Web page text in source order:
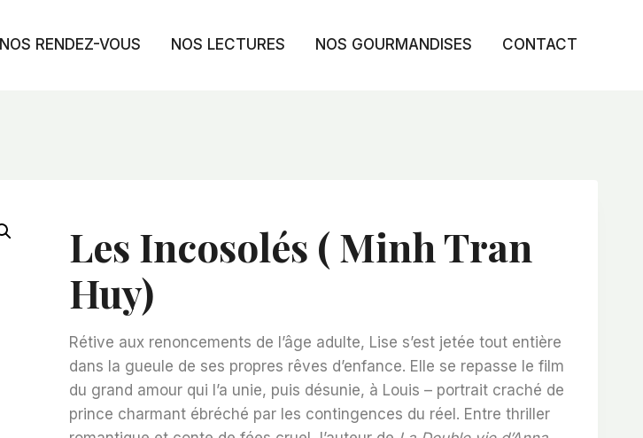
NOS RENDEZ-VOUS NOS LECTURES NOS GOURMANDISES CONTACT
Les Incosolés ( Minh Tran
Huy)
Rétive aux renoncements de l’âge adulte, Lise s’est jetée tout entière
dans la gueule de ses propres rêves d’enfance. Elle se repasse le film
du grand amour qui l’a unie, puis désunie, à Louis – portrait craché de
prince charmant ébréché par les contingences du réel. Entre thriller